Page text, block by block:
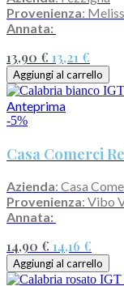
Provenienza:
Annata:
13,90 € 13,21 €
Aggiungi al carrello
Anteprima
-5%
Casa Comerci
Azienda: Casa
Provenienza: Vibo
Annata:
14,90 € 14,16 €
Aggiungi al carrello